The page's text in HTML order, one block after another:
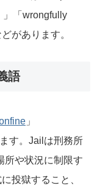
」「wrongfully
があります。
語
」
す。Jailは刑務所
所や状況に制限す
投獄すること、